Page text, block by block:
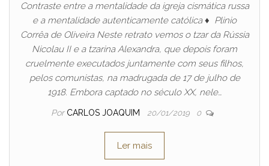
Contraste entre a mentalidade da igreja cismática russa
e a mentalidade autenticamente católica ♦ Plinio
Corrêa de Oliveira Neste retrato vemos o tzar da Rússia
Nicolau II e a tzarina Alexandra, que depois foram
cruelmente executados juntamente com seus filhos,
pelos comunistas, na madrugada de 17 de julho de
1918. Embora captado no século XX, nele…
Por CARLOS JOAQUIM 20/01/2019 0
Ler mais